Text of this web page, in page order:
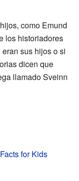
como Emund
los historiadores
sus hijos o si
dicen que
llamado Sveinn
for Kids